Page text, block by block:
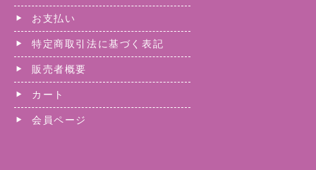
お支払い
特定商取引法に基づく表記
販売者概要
カート
会員ページ